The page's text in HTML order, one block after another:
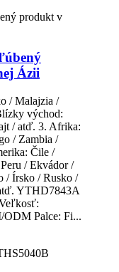
Ázii
/ Malajzia /
východ:
/ atď. 3. Afrika:
/ Zambia /
Čile /
/ Ekvádor /
/ Írsko / Rusko /
YTHD7843A
ODM Palce: Fi...